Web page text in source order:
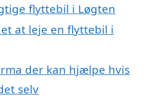
flyttebil i Løgten
at leje en flyttebil i
der kan hjælpe hvis
selv